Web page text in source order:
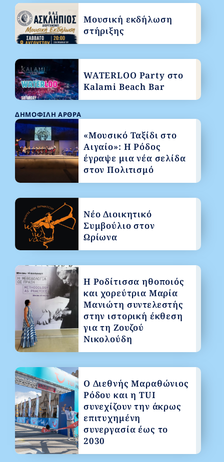
ΔΗΜΟΦΙΛΉ ΆΡΘΡΑ
«Μουσικό Ταξίδι στο
Αιγαίο»: Η Ρόδος
έγραψε μια νέα σελίδα
στον Πολιτισμό
Νέο Διοικητικό
Συμβούλιο στον
Ωρίωνα
Η Ροδίτισσα ηθοποιός
και χορεύτρια Μαρία
Μανιώτη συντελεστής
στην ιστορική έκθεση
για τη Ζουζού
Νικολούδη
Ο Διεθνής Μαραθώνιος
Ρόδου και η TUI
συνεχίζουν την άκρως
επιτυχημένη
συνεργασία έως το
2030
Μουσική εκδήλωση
στήριξης
WATERLOO Party στο
Kalami Beach Bar